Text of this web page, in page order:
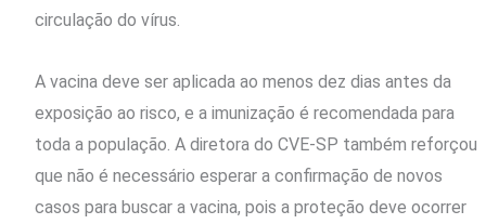
circulação do vírus.
A vacina deve ser aplicada ao menos dez dias antes da
exposição ao risco, e a imunização é recomendada para
toda a população. A diretora do CVE-SP também reforçou
que não é necessário esperar a confirmação de novos
casos para buscar a vacina, pois a proteção deve ocorrer